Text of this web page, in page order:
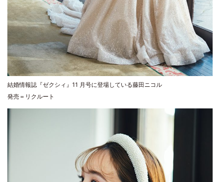
結婚情報誌『ゼクシィ』11 月号に登場している藤田ニコル
発売＝リクルート